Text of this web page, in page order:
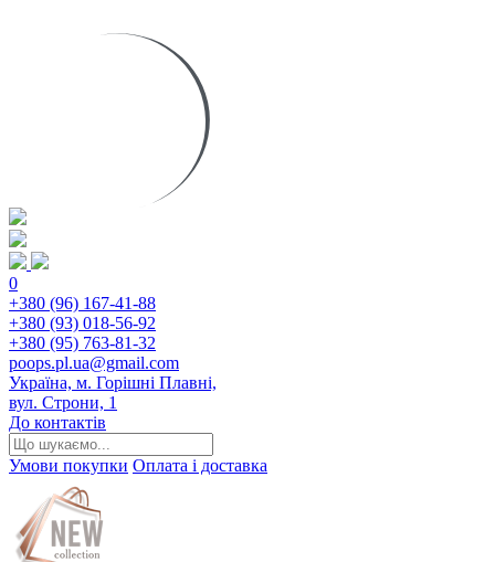
0
+380 (96) 167-41-88
+380 (93) 018-56-92
+380 (95) 763-81-32
poops.pl.ua@gmail.com
Україна, м. Горішні Плавні,
вул. Строни, 1
До контактів
Умови покупки Оплата і доставка